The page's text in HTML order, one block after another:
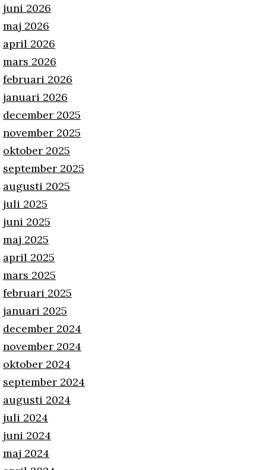
juni 2026
maj 2026
april 2026
mars 2026
februari 2026
januari 2026
december 2025
november 2025
oktober 2025
september 2025
augusti 2025
juli 2025
juni 2025
maj 2025
april 2025
mars 2025
februari 2025
januari 2025
december 2024
november 2024
oktober 2024
september 2024
augusti 2024
juli 2024
juni 2024
maj 2024